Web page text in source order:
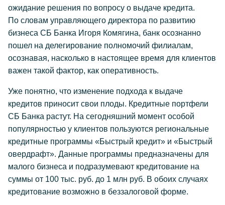
ожидание решения по вопросу о выдаче кредита.
По словам управляющего директора по развитию
бизнеса СБ Банка Игоря Комягина, банк осознанно
пошел на делегирование полномочий филиалам,
осознавая, насколько в настоящее время для клиентов
важен такой фактор, как оперативность.
Уже понятно, что изменение подхода к выдаче
кредитов приносит свои плоды. Кредитные портфели
СБ Банка растут. На сегодняшний момент особой
популярностью у клиентов пользуются региональные
кредитные программы «Быстрый кредит» и «Быстрый
овердрафт». Данные программы предназначены для
малого бизнеса и подразумевают кредитование на
суммы от 100 тыс. руб. до 1 млн руб. В обоих случаях
кредитование возможно в беззалоговой форме.